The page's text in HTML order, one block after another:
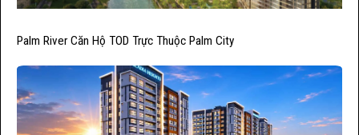
Palm River Căn Hộ TOD Trực Thuộc Palm City